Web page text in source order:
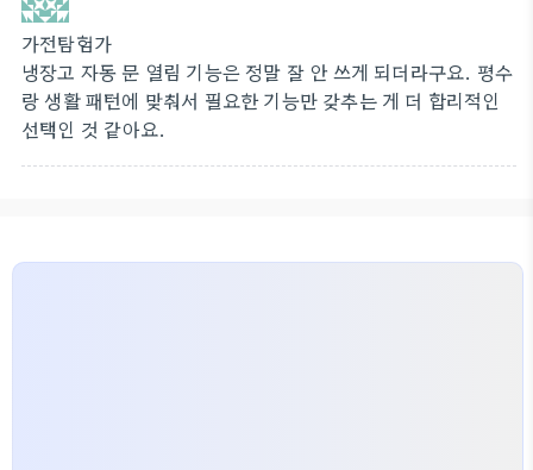
가전탐험가
냉장고 자동 문 열림 기능은 정말 잘 안 쓰게 되더라구요. 평수
랑 생활 패턴에 맞춰서 필요한 기능만 갖추는 게 더 합리적인
선택인 것 같아요.